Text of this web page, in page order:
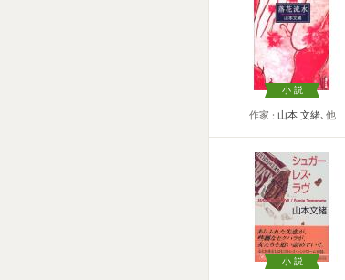
小説
作家 山本 文緒､他
小説